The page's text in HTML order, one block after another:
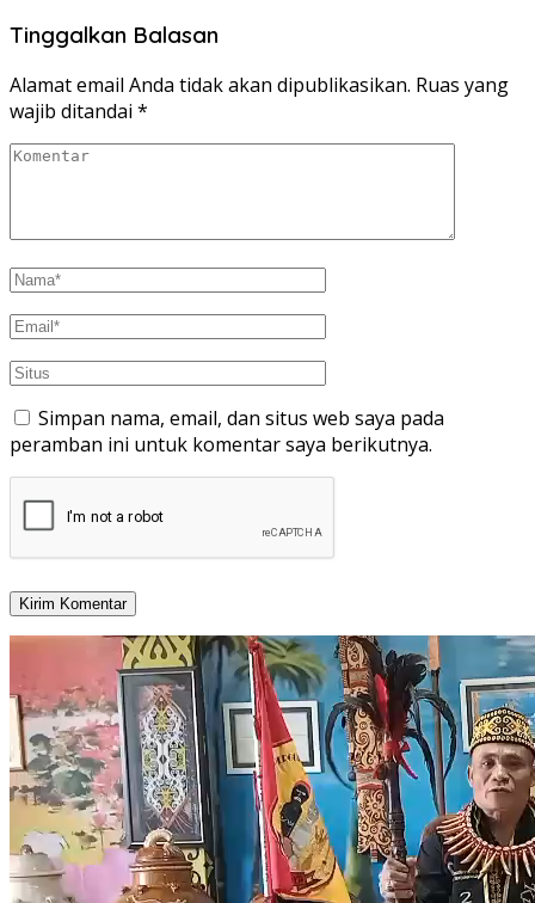
Tinggalkan Balasan
Alamat email Anda tidak akan dipublikasikan. Ruas yang
wajib ditandai *
Simpan nama, email, dan situs web saya pada
peramban ini untuk komentar saya berikutnya.